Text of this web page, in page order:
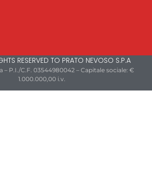
RESERVED TO PRATO NEVOSO S.P.A
– P.I./C.F. 03544980042 – Capitale sociale: €
1.000.000,00 i.v.